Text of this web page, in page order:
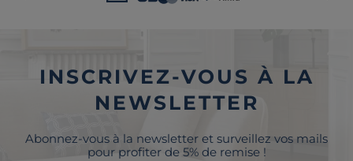
INSCRIVEZ-VOUS À LA
NEWSLETTER
Abonnez-vous à la newsletter et surveillez vos mails
pour profiter de 5% de remise !